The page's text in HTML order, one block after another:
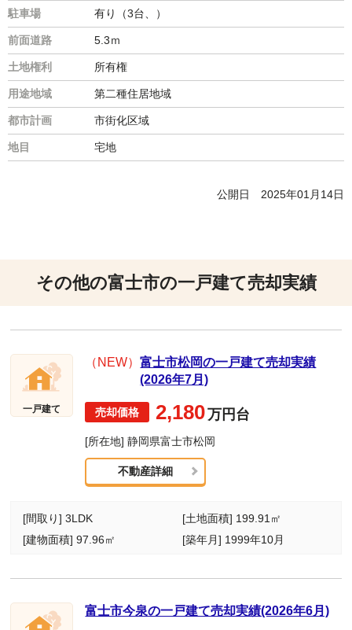
駐車場 有り（3台、）
前面道路 5.3ｍ
土地権利 所有権
用途地域 第二種住居地域
都市計画 市街化区域
地目 宅地
公開日 2025年01月14日
その他の富士市の一戸建て売却実績
一戸建て
（NEW）富士市松岡の一戸建て売却実績
(2026年7月)
2,180万円台
[所在地] 静岡県富士市松岡
不動産詳細
[間取り] 3LDK
[土地面積] 199.91㎡
[建物面積] 97.96㎡
[築年月] 1999年10月
富士市今泉の一戸建て売却実績(2026年6月)